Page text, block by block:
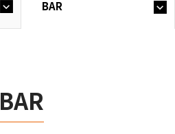
BAR
BAR